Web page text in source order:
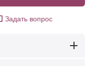
Задать вопрос